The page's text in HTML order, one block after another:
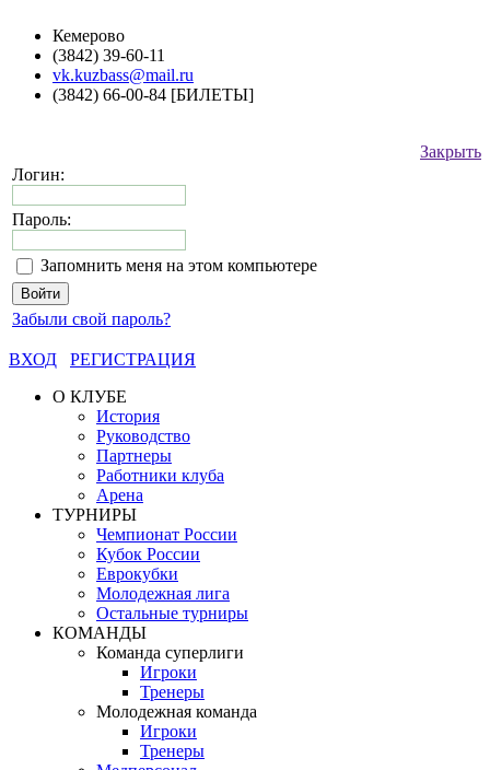
Кемерово
(3842) 39-60-11
vk.kuzbass@mail.ru
(3842) 66-00-84 [БИЛЕТЫ]
Закрыть
Логин:
Пароль:
Запомнить меня на этом компьютере
Забыли свой пароль?
ВХОД
РЕГИСТРАЦИЯ
О КЛУБЕ
История
Руководство
Партнеры
Работники клуба
Арена
ТУРНИРЫ
Чемпионат России
Кубок России
Еврокубки
Молодежная лига
Остальные турниры
КОМАНДЫ
Команда суперлиги
Игроки
Тренеры
Молодежная команда
Игроки
Тренеры